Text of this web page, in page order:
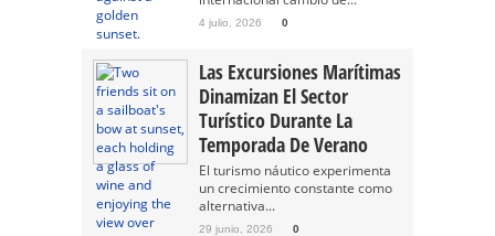
4 julio, 2026 0
Las Excursiones Marítimas
Dinamizan El Sector
Turístico Durante La
Temporada De Verano
El turismo náutico experimenta
un crecimiento constante como
alternativa...
29 junio, 2026 0